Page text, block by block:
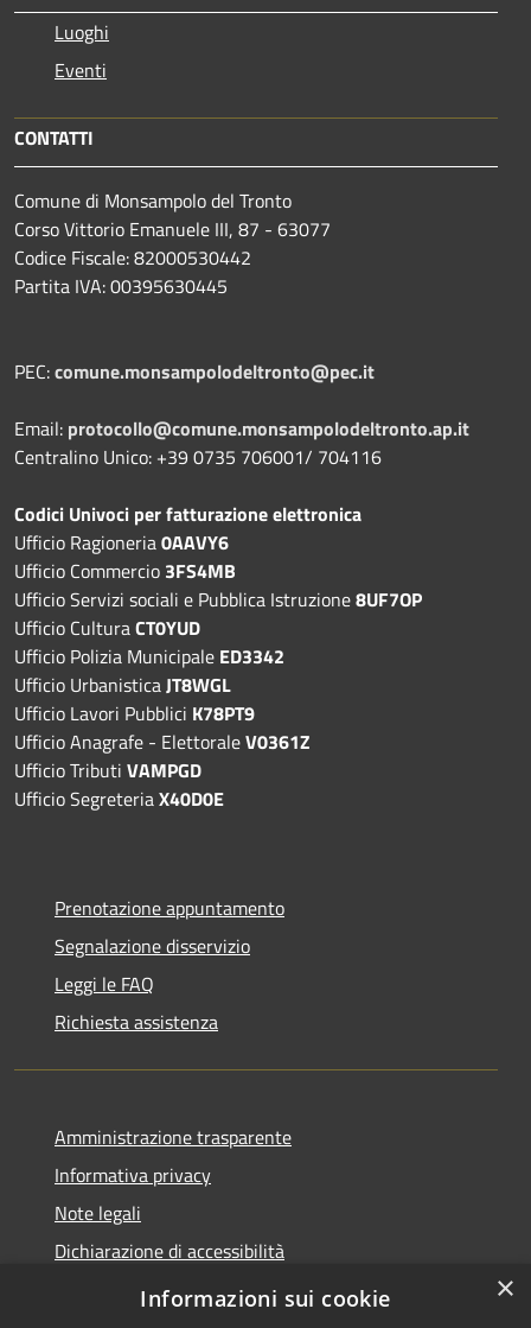
Luoghi
Eventi
CONTATTI
Comune di Monsampolo del Tronto
Corso Vittorio Emanuele III, 87 - 63077
Codice Fiscale: 82000530442
Partita IVA: 00395630445
PEC:comune.monsampolodeltronto@pec.it
Email: protocollo@comune.monsampolodeltronto.ap.it
Centralino Unico: +39 0735 706001/ 704116
Codici Univoci per fatturazione elettronica
Ufficio Ragioneria0AAVY6
Ufficio Commercio 3FS4MB
Ufficio Servizi sociali e Pubblica Istruzione8UF7OP
Ufficio CulturaCT0YUD
Ufficio Polizia Municipale ED3342
Ufficio UrbanisticaJT8WGL
Ufficio Lavori Pubblici K78PT9
Ufficio Anagrafe - ElettoraleV0361Z
Ufficio Tributi VAMPGD
Ufficio SegreteriaX40D0E
Prenotazione appuntamento
Segnalazione disservizio
Leggi le FAQ
Richiesta assistenza
Amministrazione trasparente
Informativa privacy
Note legali
Dichiarazione di accessibilità
×
Informazioni sui cookie